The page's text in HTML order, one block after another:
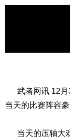
武者网讯 12月
当天的比赛阵容
当天的压轴大